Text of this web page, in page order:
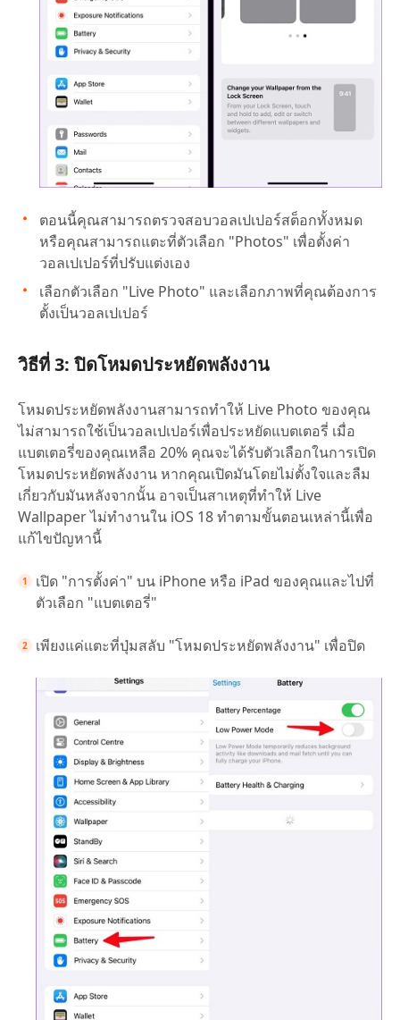
ตอนนี้คุณสามารถตรวจสอบวอลเปเปอร์สต็อกทั้งหมด
หรือคุณสามารถแตะที่ตัวเลือก "Photos" เพื่อตั้งค่า
วอลเปเปอร์ที่ปรับแต่งเอง
เลือกตัวเลือก "Live Photo" และเลือกภาพที่คุณต้องการ
ตั้งเป็นวอลเปเปอร์
วิธีที่ 3: ปิดโหมดประหยัดพลังงาน
โหมดประหยัดพลังงานสามารถทำให้ Live Photo ของคุณ
ไม่สามารถใช้เป็นวอลเปเปอร์เพื่อประหยัดแบตเตอรี่ เมื่อ
แบตเตอรี่ของคุณเหลือ 20% คุณจะได้รับตัวเลือกในการเปิด
โหมดประหยัดพลังงาน หากคุณเปิดมันโดยไม่ตั้งใจและลืม
เกี่ยวกับมันหลังจากนั้น อาจเป็นสาเหตุที่ทำให้ Live
Wallpaper ไม่ทำงานใน iOS 18 ทำตามขั้นตอนเหล่านี้เพื่อ
แก้ไขปัญหานี้
เปิด "การตั้งค่า" บน iPhone หรือ iPad ของคุณและไปที่
ตัวเลือก "แบตเตอรี่"
เพียงแค่แตะที่ปุ่มสลับ "โหมดประหยัดพลังงาน" เพื่อปิด